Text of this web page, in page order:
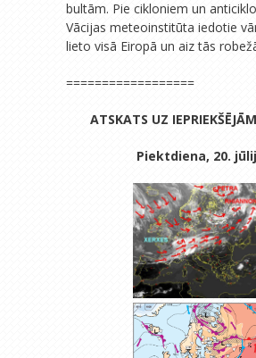
bultām. Pie cikloniem un
Vācijas meteoinstitūta iedotie
lieto visā Eiropā un aiz tās
==================
ATSKATS UZ
Piektdiena, 20.